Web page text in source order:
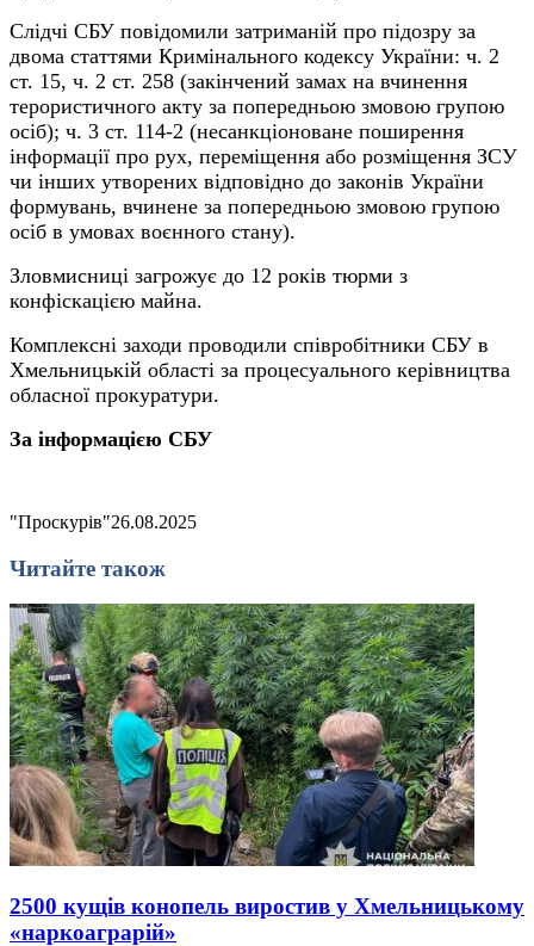
Слідчі СБУ повідомили затриманій про підозру за
двома статтями Кримінального кодексу України: ч. 2
ст. 15, ч. 2 ст. 258 (закінчений замах на вчинення
терористичного акту за попередньою змовою групою
осіб); ч. 3 ст. 114-2 (несанкціоноване поширення
інформації про рух, переміщення або розміщення ЗСУ
чи інших утворених відповідно до законів України
формувань, вчинене за попередньою змовою групою
осіб в умовах воєнного стану).
Зловмисниці загрожує до 12 років тюрми з
конфіскацією майна.
Комплексні заходи проводили співробітники СБУ в
Хмельницькій області за процесуального керівництва
обласної прокуратури.
За інформацією СБУ
"Проскурів"26.08.2025
Читайте також
2500 кущів конопель виростив у Хмельницькому
«наркоаграрій»